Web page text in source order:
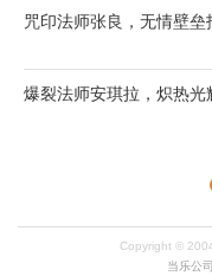
咒印法师张良，无情壁垒
爆裂法师安琪拉，炽热光
Copyright ©
当乐公